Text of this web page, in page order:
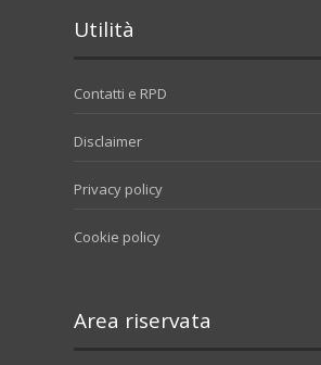
Utilità
Contatti e RPD
Disclaimer
Privacy policy
Cookie policy
Area riservata